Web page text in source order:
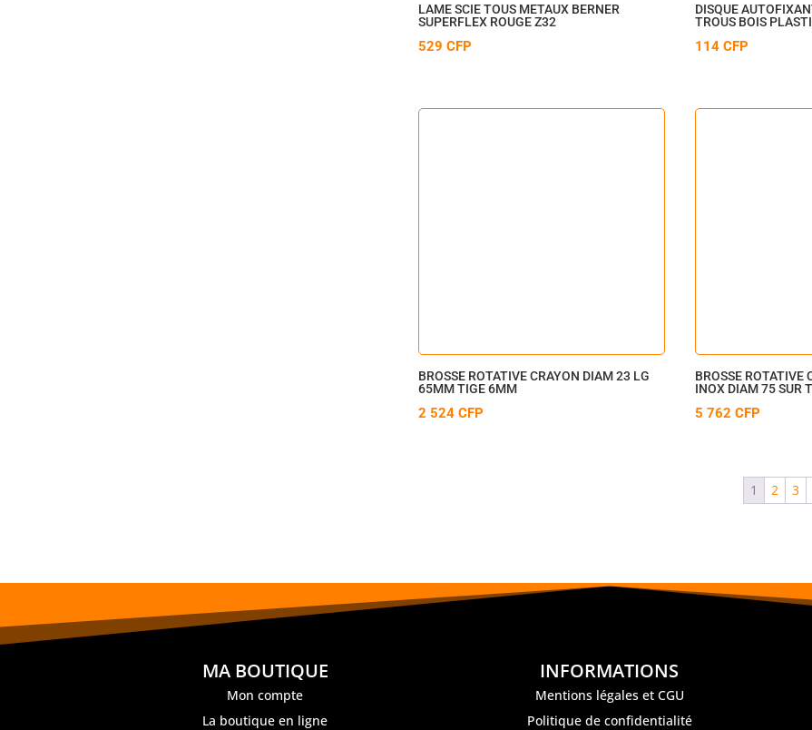
LAME SCIE TOUS METAUX BERNER
SUPERFLEX ROUGE Z32
529CFP
DISQUE
TROUS BOIS
114CFP
BROSSE ROTATIVE CRAYON DIAM 23 LG
65MM TIGE 6MM
2 524CFP
BROSSE ROTATIVE
INOX DIAM 75 SUR
5 762CFP
1 2 3
MA BOUTIQUE
Mon compte
La boutique en ligne
INFORMATIONS
Mentions légales et CGU
Politique de confidentialité